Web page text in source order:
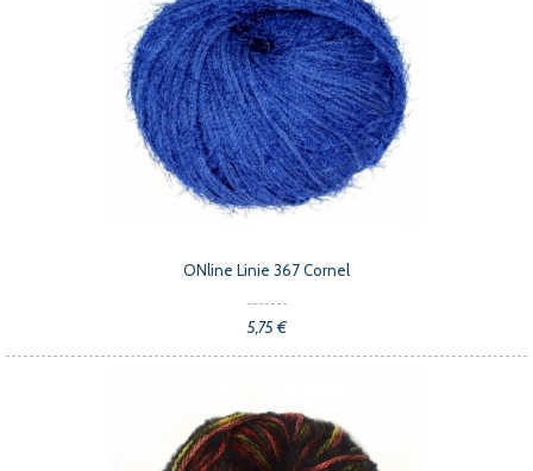
ONline Linie 367 Cornel
5,75 €